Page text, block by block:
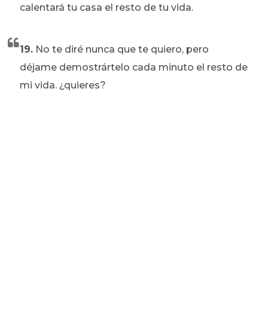
calentará tu casa el resto de tu vida.
19. No te diré nunca que te quiero, pero
déjame demostrártelo cada minuto el resto de
mi vida. ¿quieres?